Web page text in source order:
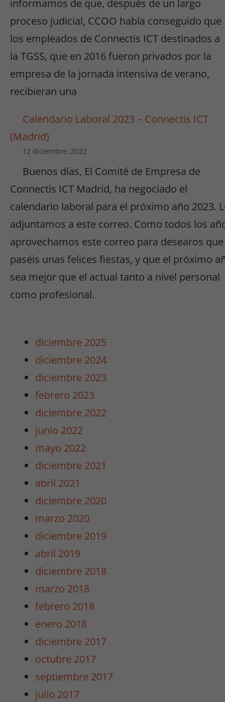
informamos de que, después de un largo
proceso judicial, CCOO había conseguido que
los empleados de Connectis ICT destinados a
la TGSS, que en 2016 fueron privados por la
empresa de la jornada intensiva de verano,
recibieran una
Calendario Laboral 2023 – Connectis ICT
(Madrid)
12 diciembre, 2022
Buenos días, El Comité de Empresa de
Connectis ICT Madrid, ha negociado el
calendario laboral para el próximo año 2023.
adjuntamos a este correo. Como todos los
aprovechamos este correo para desearos que
paséis unas felices fiestas, y que el próximo
sea mejor que el actual tanto a nivel personal
como profesional.
diciembre 2025
diciembre 2024
diciembre 2023
febrero 2023
diciembre 2022
junio 2022
mayo 2022
diciembre 2021
abril 2021
diciembre 2020
marzo 2020
diciembre 2019
abril 2019
diciembre 2018
marzo 2018
febrero 2018
enero 2018
diciembre 2017
octubre 2017
septiembre 2017
julio 2017
para que
funcione la
que
podamos
de la web.
nuestra web
funcione lo
durante tu
visita. Si
cookies,
algunas
funcionalidades
desaparecerán